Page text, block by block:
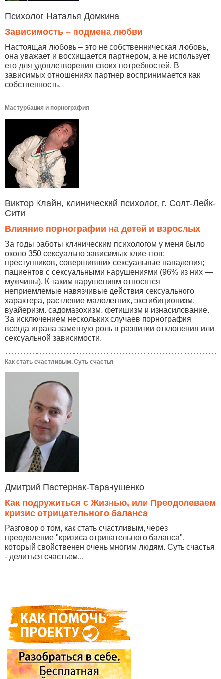
Психолог Наталья Домкина
Зависимость – подмена любви
Настоящая любовь – это не собственническая любовь,
она уважает и восхищается партнером, а не использует
его для удовлетворения своих потребностей. В
зависимых отношениях партнер воспринимается как
собственность.
Мастурбация и порнография
Виктор Клайн, клинический психолог, г. Солт-Лейк-
Сити
Влияние порнографии на детей и взрослых
За годы работы клиническим психологом у меня было
около 350 сексуально зависимых клиентов;
преступников, совершивших сексуальные нападения;
пациентов с сексуальными нарушениями (96% из них —
мужчины). К таким нарушениям относятся
неприемлемые навязчивые действия сексуального
характера, растление малолетних, эксгибиционизм,
вуайеризм, садомазохизм, фетишизм и изнасилование.
За исключением нескольких случаев порнография
всегда играла заметную роль в развитии отклонения или
сексуальной зависимости.
Как стать счастливым. Суть счастья
Дмитрий Пастернак-Таранушенко
Как подружиться с Жизнью, или Преодолеваем
кризис отрицательного баланса
Разговор о том, как стать счастливым, через
преодоление "кризиса отрицательного баланса",
который свойственен очень многим людям. Суть счастья
- делиться счастьем...